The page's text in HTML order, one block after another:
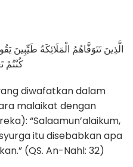
الَّذِينَ تَتَوَفَّاهُمُ الْمَلَائِكَةُ طَيِّبِينَ
كُنْتُمْ
diwafatkan dalam
malaikat dengan
“Salaamun’alaikum,
itu disebabkan apa
(QS. An-Nahl: 32)